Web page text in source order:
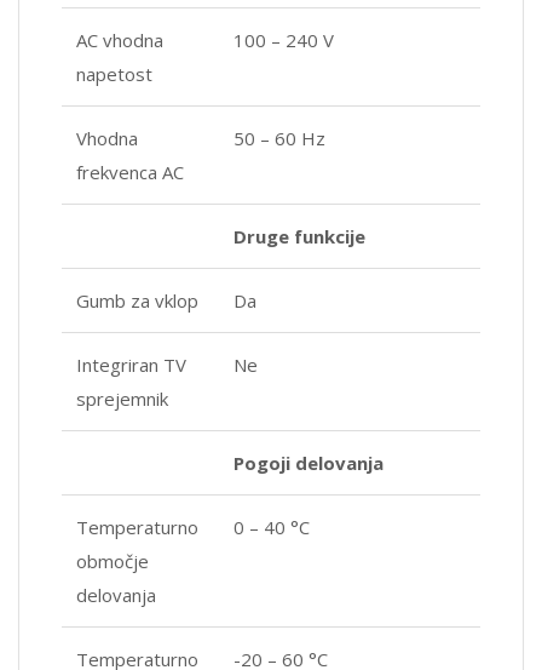
AC vhodna
napetost
100 – 240 V
Vhodna
frekvenca AC
50 – 60 Hz
Druge funkcije
Gumb za vklop Da
Integriran TV
sprejemnik
Ne
Pogoji delovanja
Temperaturno
območje
delovanja
0 – 40 °C
Temperaturno -20 – 60 °C